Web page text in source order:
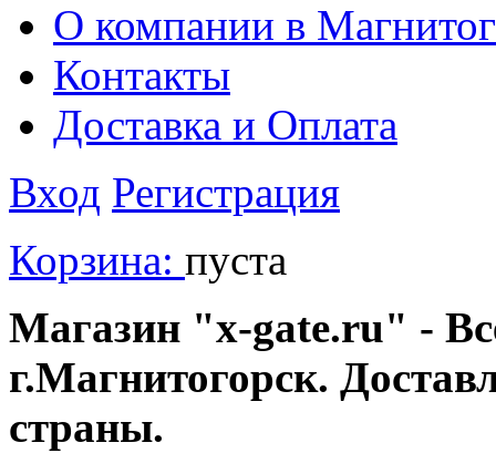
О компании в
Контакты
Доставка и Оплата
Вход Регистрация
Корзина: пуста
Магазин "x-gate.ru" -
г.Магнитогорск.
страны.